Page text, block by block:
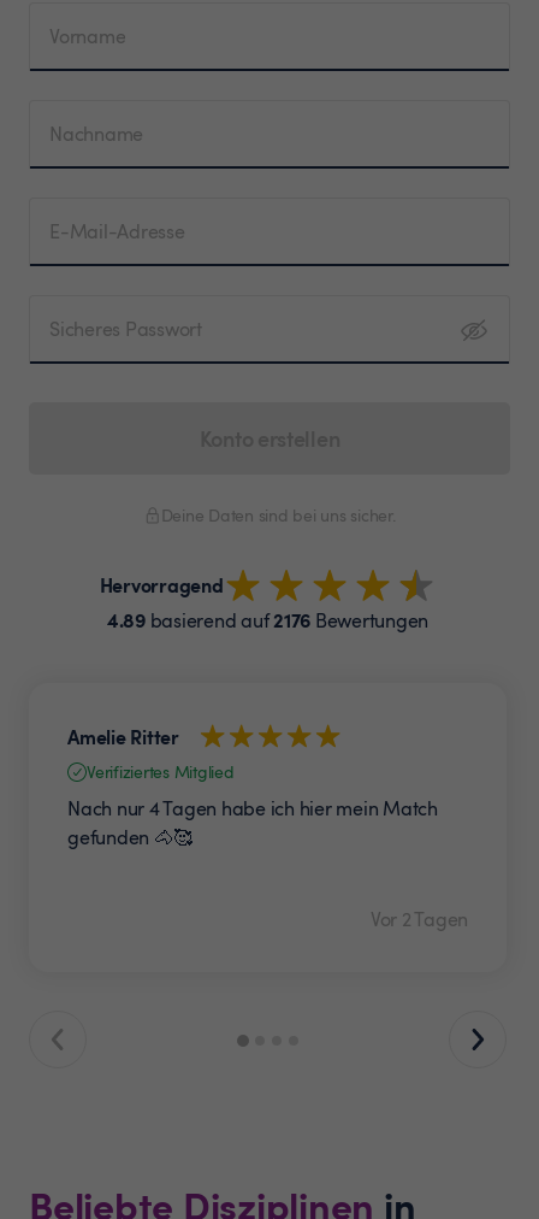
Vorname
Nachname
E-Mail-Adresse
Sicheres Passwort
Deine Daten sind bei uns sicher.
Hervorragend
4.89basierend auf2176 Bewertungen
Amelie Ritter
Verifiziertes Mitglied
Nach nur 4 Tagen habe ich hier mein Match
gefunden 🐴🥰
Vor 2 Tagen
Beliebte Disziplinen in